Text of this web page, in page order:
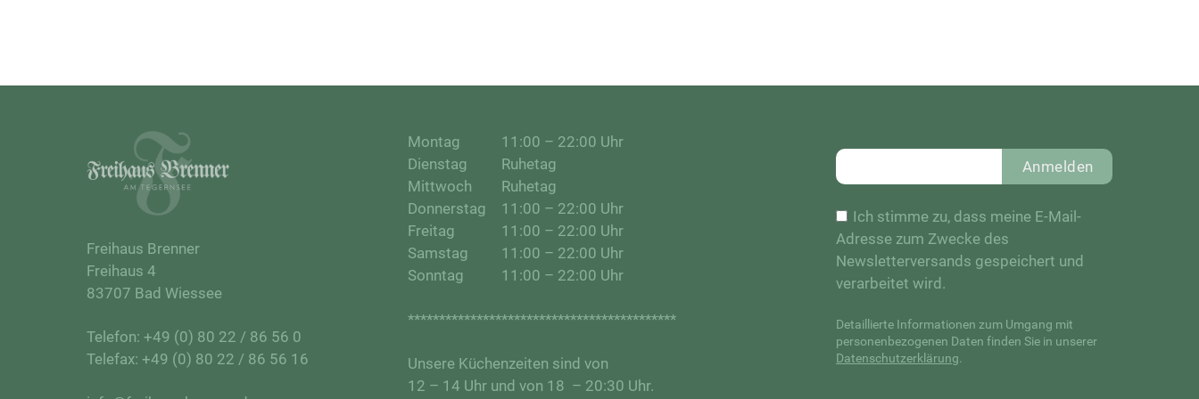
Freihaus Brenner
Freihaus 4
83707 Bad Wiessee
Telefon: +49 (0) 80 22 / 86 56 0
Telefax: +49 (0) 80 22 / 86 56 16
Montag
11:00 – 22:00 Uhr
Dienstag
Ruhetag
Mittwoch
Ruhetag
Donnerstag
11:00 – 22:00 Uhr
Freitag
11:00 – 22:00 Uhr
Samstag
11:00 – 22:00 Uhr
Sonntag
11:00 – 22:00 Uhr
*******************************************
Unsere Küchenzeiten sind von
12 – 14 Uhr und von 18 – 20:30 Uhr.
Anmelden
Ich stimme zu, dass meine E-Mail-
Adresse zum Zwecke des
Newsletterversands gespeichert und
verarbeitet wird.
Detaillierte Informationen zum Umgang mit
personenbezogenen Daten finden Sie in unserer
Datenschutzerklärung